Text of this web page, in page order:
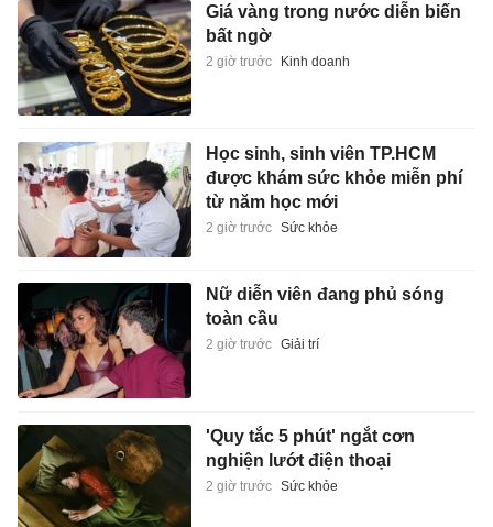
Giá vàng trong nước diễn biến
bất ngờ
2 giờ trước Kinh doanh
Học sinh, sinh viên TP.HCM
được khám sức khỏe miễn phí
từ năm học mới
2 giờ trước Sức khỏe
Nữ diễn viên đang phủ sóng
toàn cầu
2 giờ trước Giải trí
'Quy tắc 5 phút' ngắt cơn
nghiện lướt điện thoại
2 giờ trước Sức khỏe